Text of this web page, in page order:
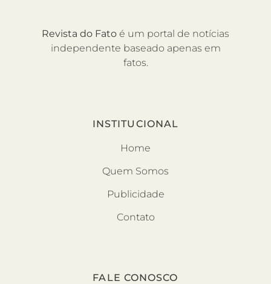
Revista do Fato é um portal de notícias
independente baseado apenas em
fatos.
INSTITUCIONAL
Home
Quem Somos
Publicidade
Contato
FALE CONOSCO